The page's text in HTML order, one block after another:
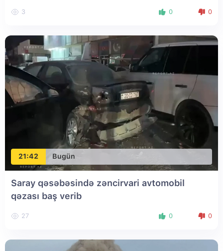
3 0 0
21:42 Bugün
Saray qəsəbəsində zəncirvari avtomobil
qəzası baş verib
27 0 0